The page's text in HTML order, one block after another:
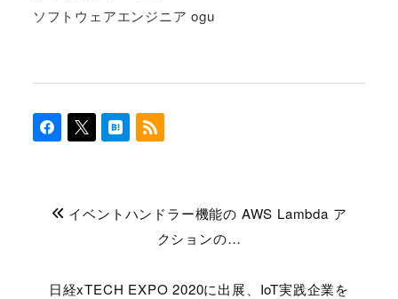
ソフトウェアエンジニア ogu
イベントハンドラー機能の AWS Lambda ア
クションの…
日経xTECH EXPO 2020に出展、IoT実践企業を